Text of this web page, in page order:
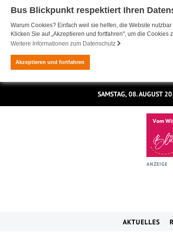
Bus Blickpunkt respektiert Ihren
Warum Cookies? Einfach weil sie helfen, die Website
Klicken Sie auf „Akzeptieren und fortfahren", um die Cookies
Weitere Informationen zum Datenschutz
Akzeptieren und fortfahren
SAMSTAG, 08. AUGUST
ANZEIGE
AKTUELLES